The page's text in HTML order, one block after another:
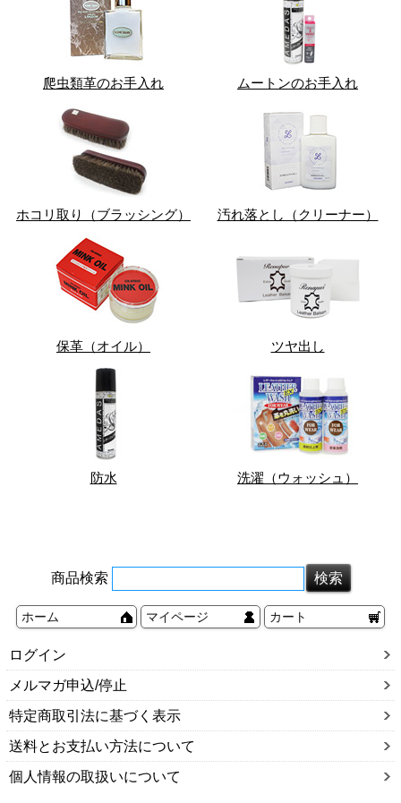
爬虫類革のお手入れ ムートンのお手入れ
ホコリ取り（ブラッシング） 汚れ落とし（クリーナー）
保革（オイル） ツヤ出し
防水 洗濯（ウォッシュ）
商品検索
ホーム マイページ カート
ログイン
メルマガ申込/停止
特定商取引法に基づく表示
送料とお支払い方法について
個人情報の取扱いについて